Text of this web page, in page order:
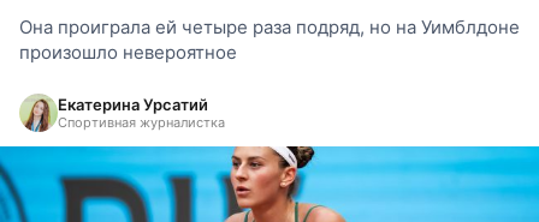
Она проиграла ей четыре раза подряд, но на Уимблдоне
произошло невероятное
Екатерина Урсатий
Спортивная журналистка